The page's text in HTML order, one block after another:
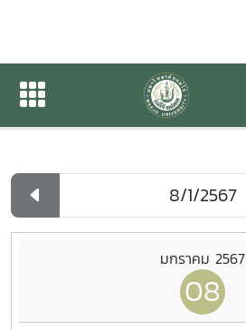
ปฏิทินกิจกรรมของห
ปฏิทินกิจกรรมของหน่วยงาน
มกราคม 2567
08